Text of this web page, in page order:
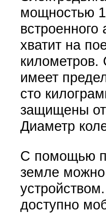
мощностью
встроенного
хватит на
километров.
имеет
сто
защищены
Диаметр
С помощью
земле можно
доступно